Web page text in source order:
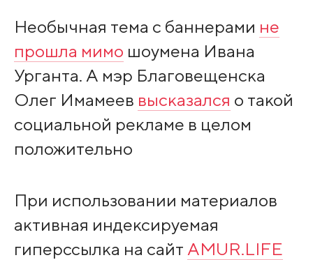
Необычная тема с баннерами не
прошла мимо шоумена Ивана
Урганта. А мэр Благовещенска
Олег Имамеев высказался о такой
социальной рекламе в целом
положительно
При использовании материалов
активная индексируемая
гиперссылка на сайт AMUR.LIFE